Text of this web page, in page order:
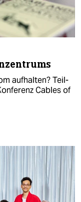
aufhalten? Teil­
Cables of